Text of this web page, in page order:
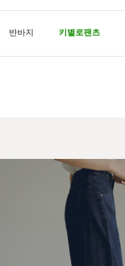
반바지 키별로팬츠